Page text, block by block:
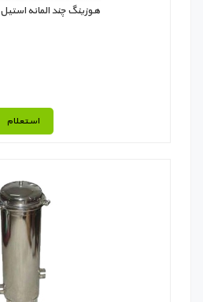
هوزینگ چند المانه استیل AQUA WIN
استعلام